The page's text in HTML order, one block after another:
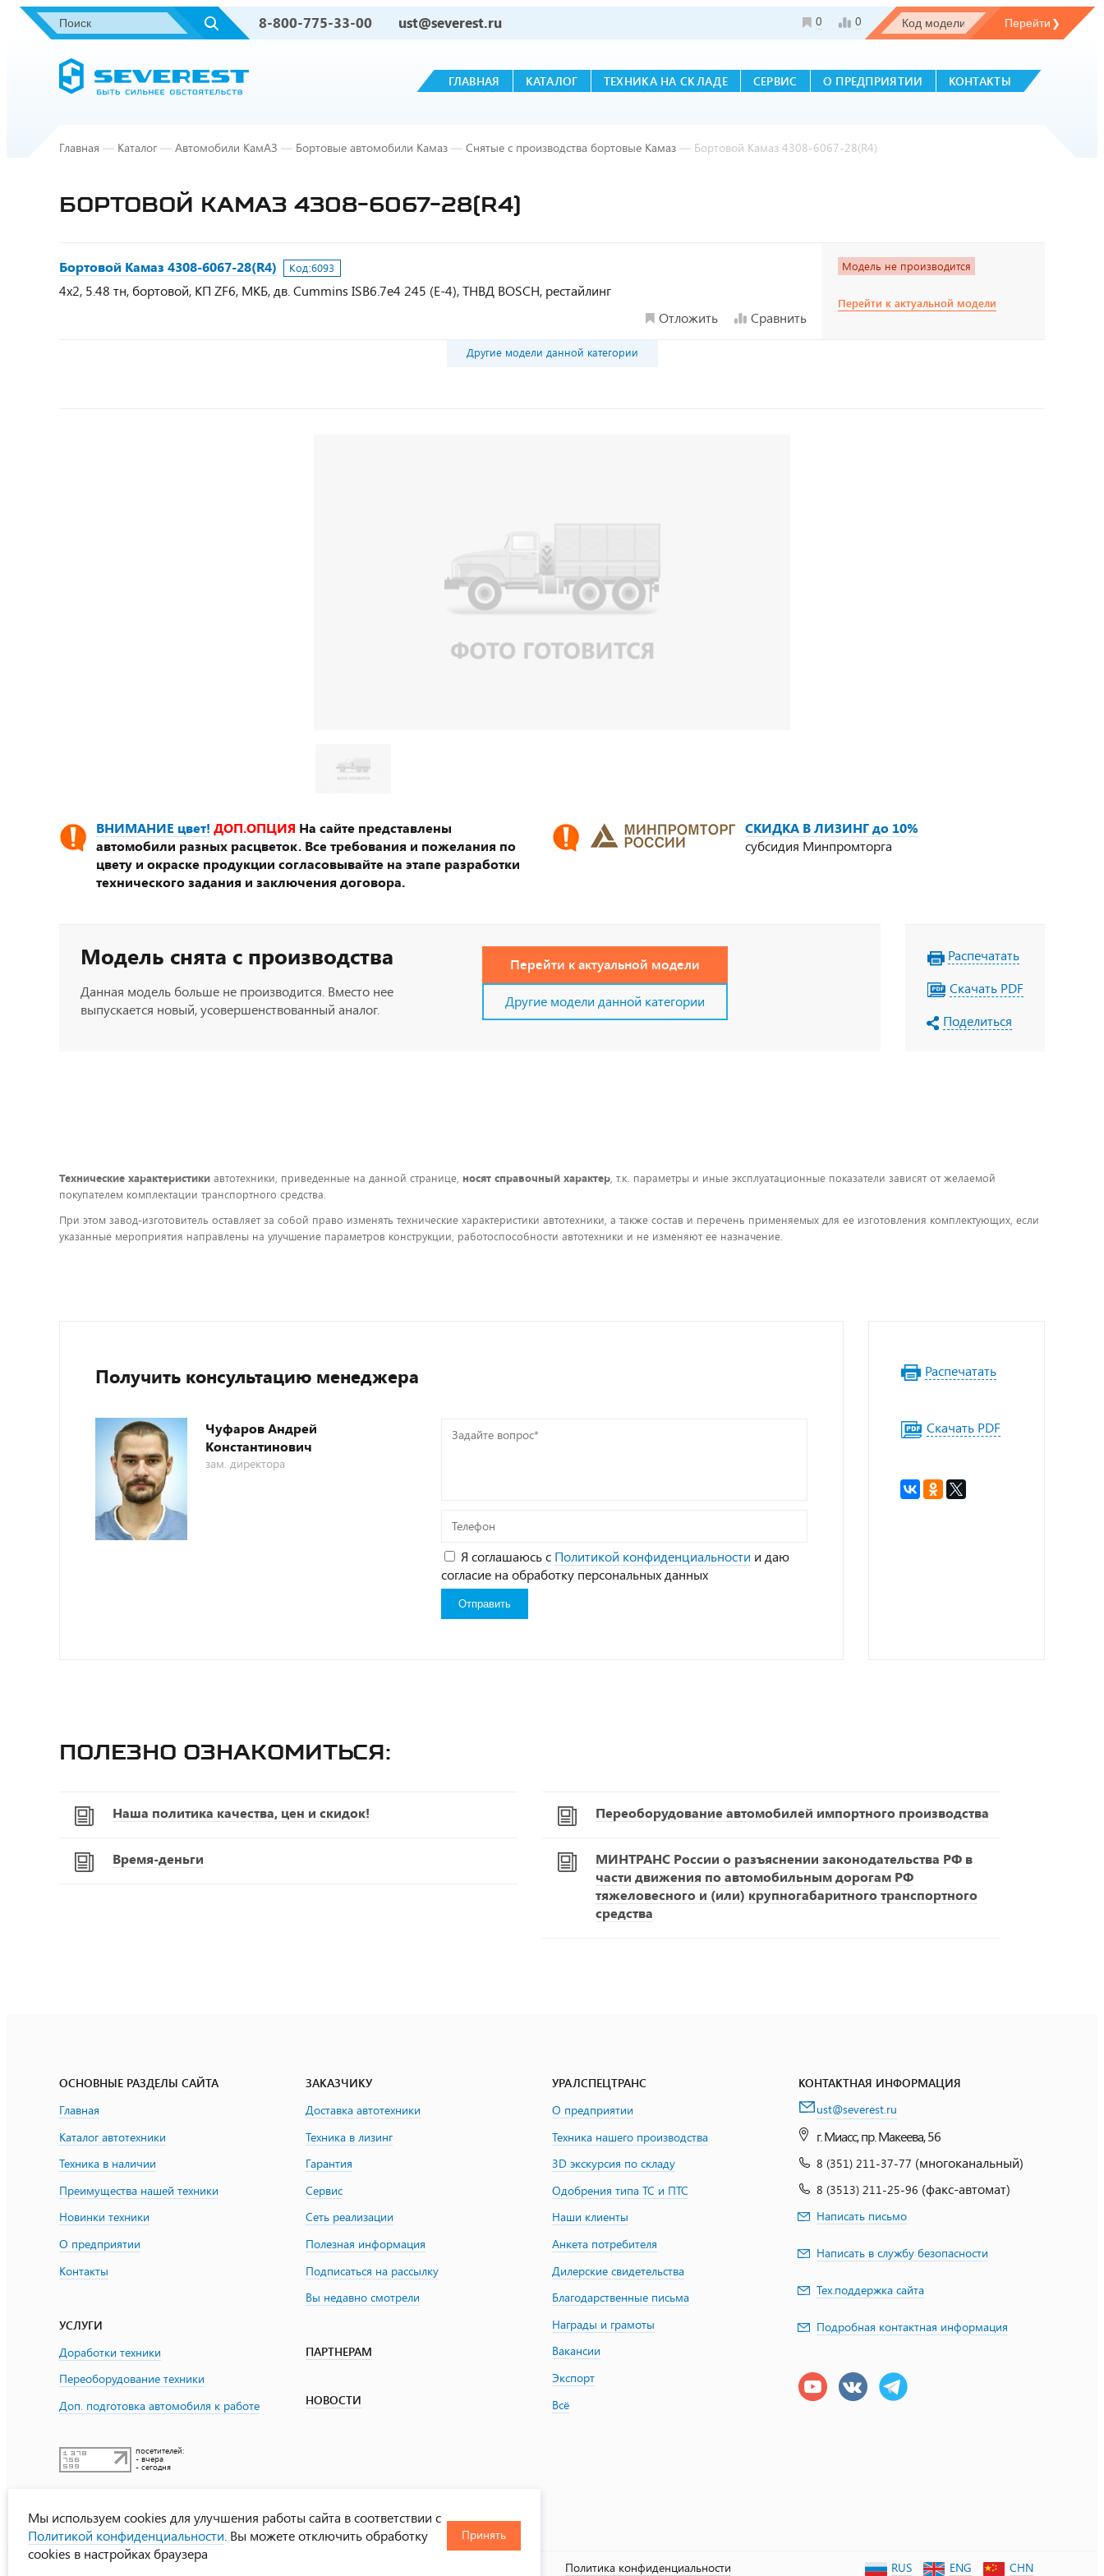
8-800-775-33-00 ust@severest.ru 0 0
ГЛАВНАЯ КАТАЛОГ ТЕХНИКА НА СКЛАДЕ СЕРВИС О ПРЕДПРИЯТИИ КОНТАКТЫ
Главная — Каталог — Автомобили КамАЗ — Бортовые автомобили Камаз — Снятые с производства бортовые Камаз — Бортовой Камаз 4308-6067-28(R4)
БОРТОВОЙ КАМАЗ 4308-6067-28(R4)
Бортовой Камаз 4308-6067-28(R4) Код:6093
4х2, 5.48 тн, бортовой, КП ZF6, МКБ, дв. Cummins ISB6.7e4 245 (Е-4), ТНВД BOSCH, рестайлинг
Отложить
Сравнить
Модель не производится
Перейти к актуальной модели
Другие модели данной категории
ВНИМАНИЕ цвет! ДОП.ОПЦИЯ На сайте представлены
автомобили разных расцветок. Все требования и пожелания по
цвету и окраске продукции согласовывайте на этапе разработки
технического задания и заключения договора.
СКИДКА В ЛИЗИНГ до 10%
субсидия Минпромторга
Модель снята с производства
Данная модель больше не производится. Вместо нее
выпускается новый, усовершенствованный аналог.
Перейти к актуальной модели
Другие модели данной категории
Распечатать
Скачать PDF
Поделиться
Технические характеристики автотехники, приведенные на данной странице, носят справочный характер, т.к. параметры и иные эксплуатационные показатели зависят от желаемой
покупателем комплектации транспортного средства.
При этом завод-изготовитель оставляет за собой право изменять технические характеристики автотехники, а также состав и перечень применяемых для ее изготовления комплектующих, если
указанные мероприятия направлены на улучшение параметров конструкции, работоспособности автотехники и не изменяют ее назначение.
Получить консультацию менеджера
Чуфаров Андрей
Константинович
зам. директора
Задайте
Телефон
Я соглашаюсь с Политикой конфиденциальности и даю
согласие на обработку персональных данных
Распечатать
Скачать PDF
Полезно ознакомиться:
Наша политика качества, цен и скидок! Переоборудование автомобилей импортного производства
Время-деньги
МИНТРАНС России о разъяснении законодательства РФ в
части движения по автомобильным дорогам РФ
тяжеловесного и (или) крупногабаритного транспортного
средства
ОСНОВНЫЕ РАЗДЕЛЫ САЙТА
Главная
Каталог автотехники
Техника в наличии
Преимущества нашей техники
Новинки техники
О предприятии
Контакты
УСЛУГИ
Доработки техники
Переоборудование техники
Доп. подготовка автомобиля к работе
посетителей:
- вчера
- сегодня
ЗАКАЗЧИКУ
Доставка автотехники
Техника в лизинг
Гарантия
Сервис
Сеть реализации
Полезная информация
Подписаться на рассылку
Вы недавно смотрели
ПАРТНЕРАМ
НОВОСТИ
УРАЛСПЕЦТРАНС
О предприятии
Техника нашего производства
3D экскурсия по складу
Одобрения типа ТС и ПТС
Наши клиенты
Анкета потребителя
Дилерские свидетельства
Благодарственные письма
Награды и грамоты
Вакансии
Экспорт
Всё
КОНТАКТНАЯ ИНФОРМАЦИЯ
ust@severest.ru
г. Миасс, пр. Макеева, 56
8 (351) 211-37-77 (многоканальный)
8 (3513) 211-25-96 (факс-автомат)
Написать письмо
Написать в службу безопасности
Тех.поддержка сайта
Подробная контактная информация
УралСпецТранс Политика конфиденциальности RUS ENG CHN
Мы используем cookies для улучшения работы сайта в соответствии с
Политикой конфиденциальности . Вы можете отключить обработку
cookies в настройках браузера
Принять